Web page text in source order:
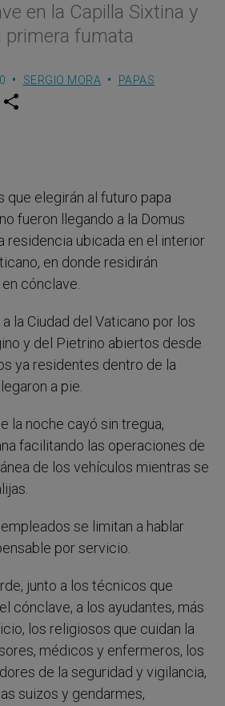
en la Capilla Sixtina y
primera fumata
SERGIO MORA PAPAS
w
que elegirán al futuro papa
fueron llegando a la Domus
residencia ubicada en el interior
en donde residirán
cónclave.
la Ciudad del Vaticano por los
y del Pietrino abiertos desde
ya residentes dentro de la
a pie.
la noche cayó sin tregua,
facilitando las operaciones de
de los vehículos mientras se
se limitan a hablar
por servicio.
junto a los técnicos que
cónclave, a los ayudantes, más
los religiosos que cuidan la
médicos y enfermeros, los
de la seguridad y vigilancia,
suizos y gendarmes,